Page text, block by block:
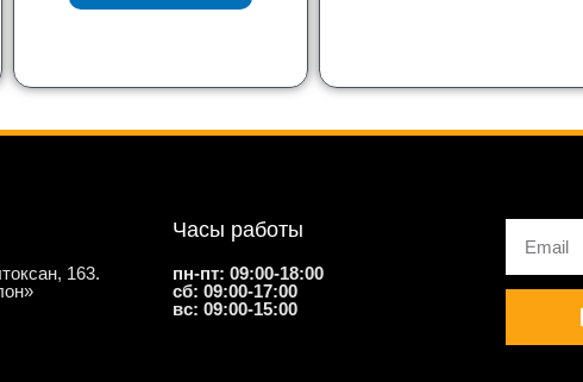
163.
Часы работы
пн-пт: 09:00-18:00
сб: 09:00-17:00
вс: 09:00-15:00